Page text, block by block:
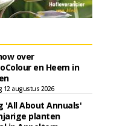
over
en Heem in
12 augustus 2026
'All About Annuals'
planten